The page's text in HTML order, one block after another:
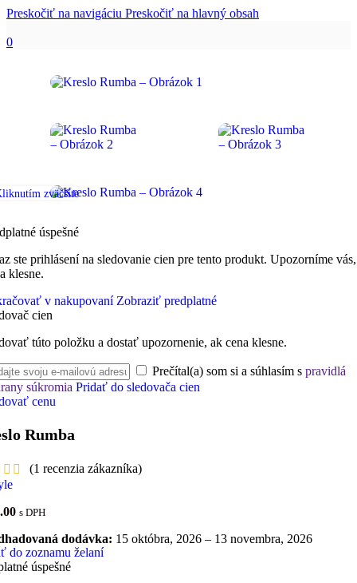
Preskočiť na navigáciu Preskočiť na hlavný obsah
0
zväčšíte
úspešné
ste prihlásení na sledovanie cien pre tento produkt. Upozorníme
klesne.
v nakupovaní Zobraziť predplatné
cien
túto položku a dostať upozornenie, ak cena klesne.
Prečítal(a) som si a súhlasím s pravidlá
súkromia Pridať do sledovača cien
cenu
Rumba
(1 recenzia zákazníka)
s DPH
dodávka: 15 októbra, 2026 – 13 novembra, 2026
do zoznamu želaní
úspešné